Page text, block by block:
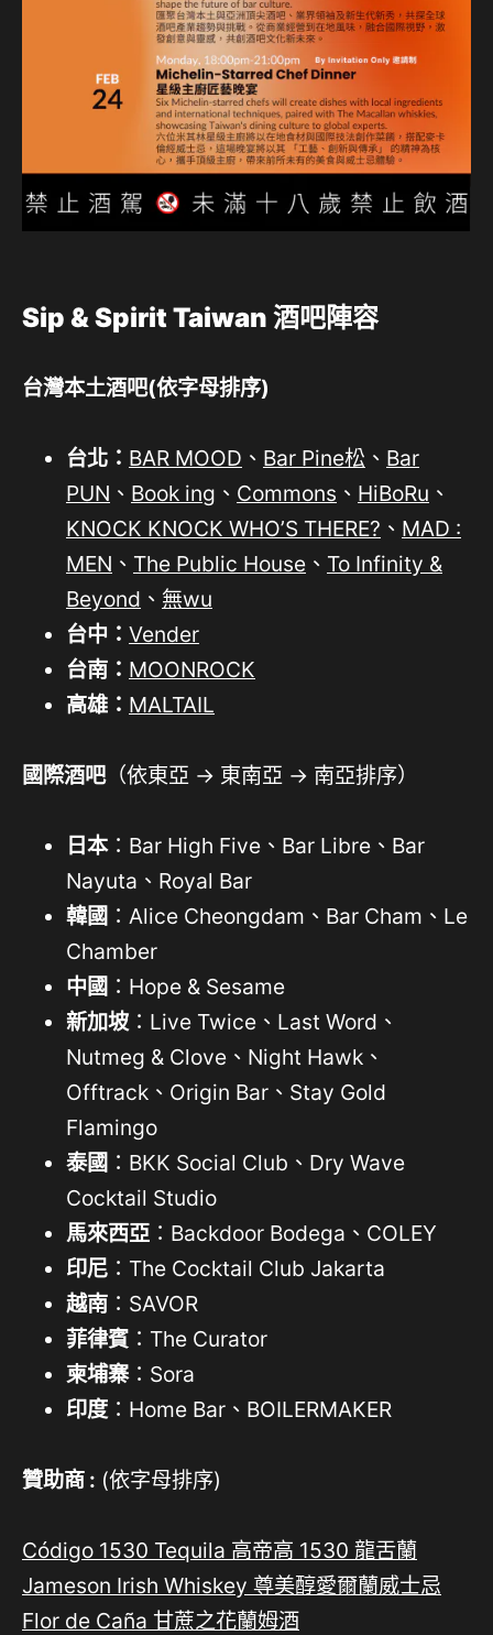
Sip & Spirit Taiwan 酒吧陣容
台灣本土酒吧(依字母排序)
台北： BAR MOOD 、 Bar Pine松 、 Bar
PUN 、 Book ing 、 Commons 、 HiBoRu 、
KNOCK KNOCK WHO’S THERE? 、 MAD :
MEN 、 The Public House 、 To Infinity &
Beyond 、 無wu
台中： Vender
台南： MOONROCK
高雄： MALTAIL
國際酒吧（依東亞 → 東南亞 → 南亞排序）
日本：Bar High Five、Bar Libre、Bar
Nayuta、Royal Bar
韓國 ：Alice Cheongdam、Bar Cham、Le
Chamber
中國 ：Hope & Sesame
新加坡 ：Live Twice、Last Word、
Nutmeg & Clove、Night Hawk、
Offtrack、Origin Bar、Stay Gold
Flamingo
泰國 ：BKK Social Club、Dry Wave
Cocktail Studio
馬來西亞 ：Backdoor Bodega、COLEY
印尼 ：The Cocktail Club Jakarta
越南 ：SAVOR
菲律賓 ：The Curator
柬埔寨：Sora
印度 ：Home Bar、BOILERMAKER
贊助商 : (依字母排序)
Código 1530 Tequila 高帝高 1530 龍舌蘭
Jameson Irish Whiskey 尊美醇愛爾蘭威士忌
Flor de Caña 甘蔗之花蘭姆酒